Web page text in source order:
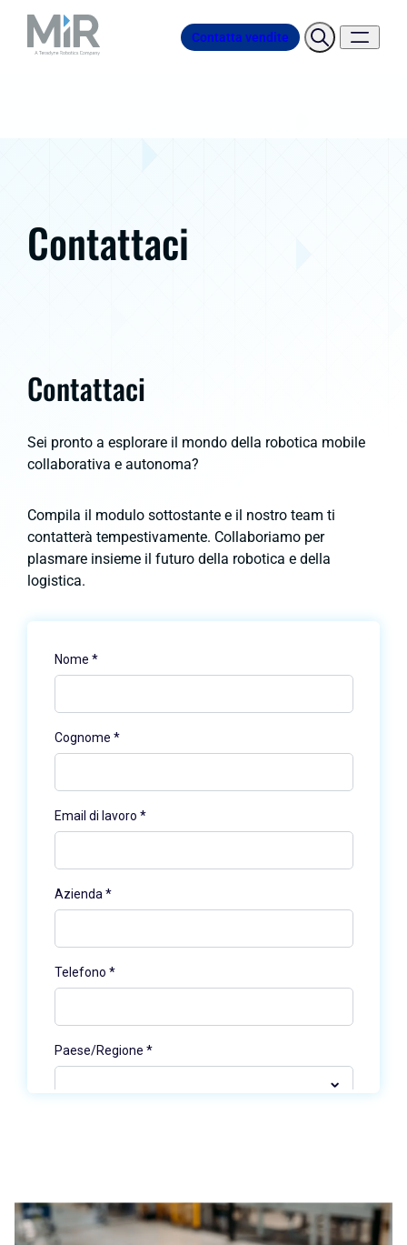
Contatta vendite
Contattaci
Contattaci
Sei pronto a esplorare il mondo della robotica mobile
collaborativa e autonoma?
Compila il modulo sottostante e il nostro team ti
contatterà tempestivamente. Collaboriamo per
plasmare insieme il futuro della robotica e della
logistica.